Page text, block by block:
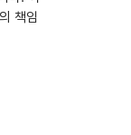
책임